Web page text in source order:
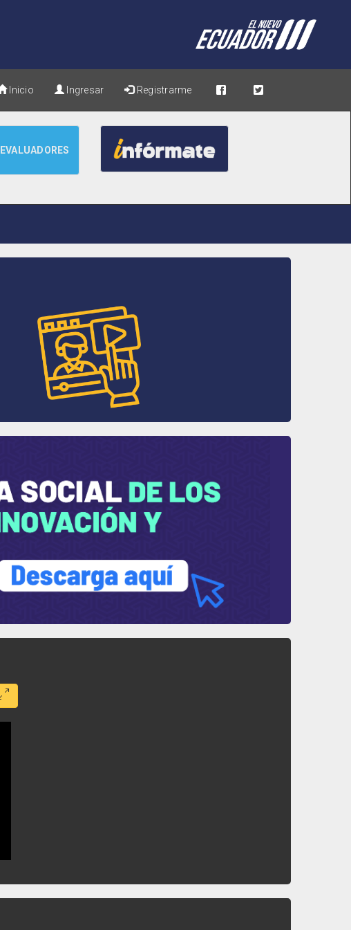
Inicio Ingresar Registrarme
EVALUADORES